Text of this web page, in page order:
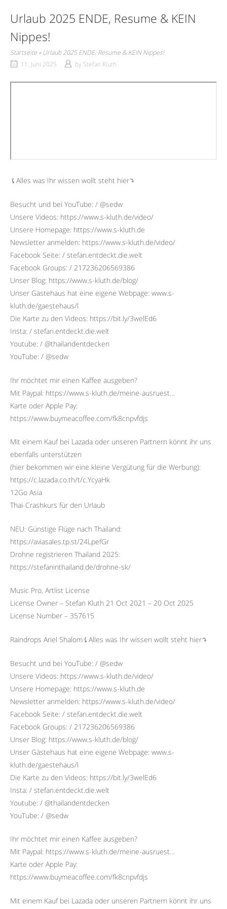
Urlaub 2025 ENDE, Resume & KEIN
Nippes!
Startseite » Urlaub 2025 ENDE, Resume & KEIN Nippes!
11. Juni 2025
by Stefan Kluth
⤹Alles was Ihr wissen wollt steht hier⤵︎
Besucht und bei YouTube: / @sedw
Unsere Videos: https://www.s-kluth.de/video/
Unsere Homepage: https://www.s-kluth.de
Newsletter anmelden: https://www.s-kluth.de/video/
Facebook Seite: / stefan.entdeckt.die.welt
Facebook Groups: / 217236206569386
Unser Blog: https://www.s-kluth.de/blog/
Unser Gästehaus hat eine eigene Webpage: www.s-
kluth.de/gaestehaus/l
Die Karte zu den Videos: https://bit.ly/3welEd6
Insta: / stefan.entdeckt.die.welt
Youtube: / @thailandentdecken
YouTube: / @sedw
Ihr möchtet mir einen Kaffee ausgeben?
Mit Paypal: https://www.s-kluth.de/meine-ausruest…
Karte oder Apple Pay:
https://www.buymeacoffee.com/fk8cnpvfdjs
Mit einem Kauf bei Lazada oder unseren Partnern könnt ihr uns
ebenfalls unterstützen
(hier bekommen wir eine kleine Vergütung für die Werbung):
https://c.lazada.co.th/t/c.YcyaHk
12Go Asia
Thai-Crashkurs für den Urlaub
NEU: Günstige Flüge nach Thailand:
https://aviasales.tp.st/24LpefGr
Drohne registrieren Thailand 2025:
https://stefaninthailand.de/drohne-sk/
Music Pro, Artlist License
License Owner – Stefan Kluth 21 Oct 2021 – 20 Oct 2025
License Number – 357615
Raindrops Ariel Shalom⤹Alles was Ihr wissen wollt steht hier⤵︎
Besucht und bei YouTube: / @sedw
Unsere Videos: https://www.s-kluth.de/video/
Unsere Homepage: https://www.s-kluth.de
Newsletter anmelden: https://www.s-kluth.de/video/
Facebook Seite: / stefan.entdeckt.die.welt
Facebook Groups: / 217236206569386
Unser Blog: https://www.s-kluth.de/blog/
Unser Gästehaus hat eine eigene Webpage: www.s-
kluth.de/gaestehaus/l
Die Karte zu den Videos: https://bit.ly/3welEd6
Insta: / stefan.entdeckt.die.welt
Youtube: / @thailandentdecken
YouTube: / @sedw
Ihr möchtet mir einen Kaffee ausgeben?
Mit Paypal: https://www.s-kluth.de/meine-ausruest…
Karte oder Apple Pay:
https://www.buymeacoffee.com/fk8cnpvfdjs
Mit einem Kauf bei Lazada oder unseren Partnern könnt ihr uns